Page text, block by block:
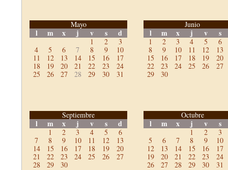
Mayo
l m x j v s d
1 2
3
4
5 6 7 8 9
10
11
12 13 14 15 16
17
18
19 20 21 22 23
24
25
26 27 28 29 30 31
Junio
l m x j v s
1 2 3 4 5
6
8
9 10 11 12
13
15
16 17 18 19
20
22
23 24 25 26
27
29
30
Septiembre
l m x j v s d
1 2 3 4 5
6
7
8 9 10 11 12
13
14
15 16 17 18 19
20
21
22 23 24 25 26
27
28
29 30
Octubre
l m x j v s
1 2
3
5
6 7 8 9
10
12
13 14 15 16
17
19
20 21 22 23
24
26
27 28 29 30 31